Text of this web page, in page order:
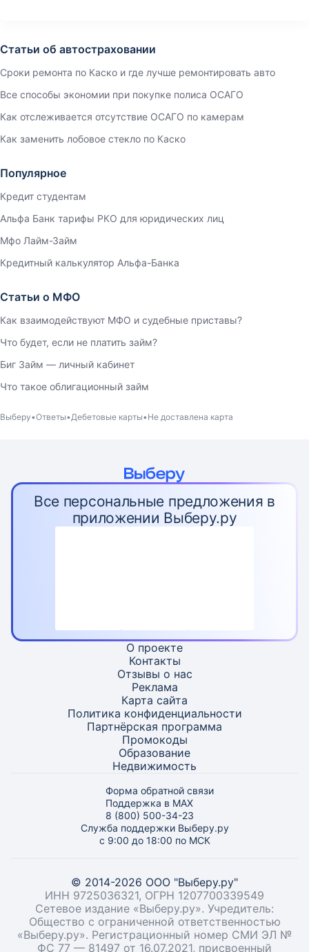
Статьи об автостраховании
Сроки ремонта по Каско и где лучше ремонтировать авто
Все способы экономии при покупке полиса ОСАГО
Как отслеживается отсутствие ОСАГО по камерам
Как заменить лобовое стекло по Каско
Популярное
Кредит студентам
Альфа Банк тарифы РКО для юридических лиц
Мфо Лайм-Займ
Кредитный калькулятор Альфа-Банка
Статьи о МФО
Как взаимодействуют МФО и судебные приставы?
Что будет, если не платить займ?
Биг Займ — личный кабинет
Что такое облигационный займ
Выберу Ответы Дебетовые карты Не доставлена карта
Все персональные предложения в
приложении Выберу.ру
О проекте
Контакты
Отзывы о нас
Реклама
Карта сайта
Политика конфиденциальности
Партнёрская программа
Промокоды
Образование
Недвижимость
Форма обратной связи
Поддержка в MAX
8 (800) 500-34-23
Служба поддержки Выберу.ру
с 9:00 до 18:00 по МСК
© 2014-2026 ООО "Выберу.ру"
ИНН 9725036321, ОГРН 1207700339549
Сетевое издание «Выберу.ру». Учредитель:
Общество с ограниченной ответственностью
«Выберу.ру». Регистрационный номер СМИ ЭЛ №
ФС 77 — 81497 от 16.07.2021, присвоенный